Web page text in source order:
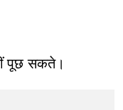
पूछ सकते।